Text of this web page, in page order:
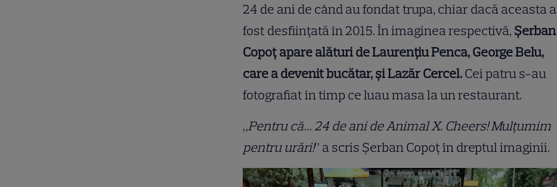
24 de ani de când au fondat trupa, chiar dacă aceasta a
fost desființată în 2015. În imaginea respectivă, Șerban
Copoț apare alături deLaurențiu Penca, George Belu,
care a devenit bucătar, și Lazăr Cercel.Cei patru s-au
fotografiat în timp ce luau masa la un restaurant.
„Pentru că… 24 de ani de Animal X. Cheers! Mulțumim
pentru urări!” a scris Șerban Copoț în dreptul imaginii.